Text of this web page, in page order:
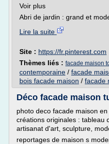
Voir plus
Abri de jardin : grand et
Lire la suite
Site : https://fr.pinterest.com
Thèmes liés : facade maison
contemporaine / facade
bois facade maison / facade
Déco facade maison
photo deco facade maison
créations originales : tableau
artisanat d'art, sculpture,
reportages de maison s